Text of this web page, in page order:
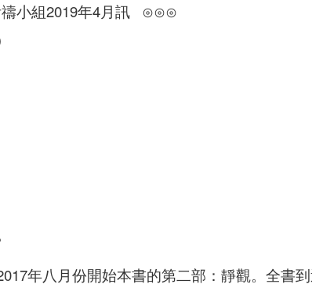
小組2019年4月訊 ⊙⊙⊙
年八月份開始本書的第二部：靜觀。全書